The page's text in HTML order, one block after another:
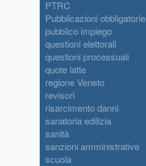
PTRC
Pubblicazioni obbligatorie
pubblico impiego
questioni elettorali
questioni processuali
quote latte
regione Veneto
revisori
risarcimento danni
sanatoria edilizia
sanità
sanzioni amministrative
scuola